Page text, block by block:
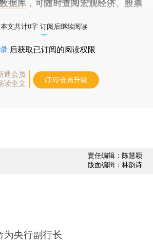
据库 ，可随时查阅宏观经济、股票
本文共计0字 订阅后继续阅读
后获取已订阅的阅读权限
通会员
读全文
订阅/会员升级
责任编辑：陈慧颖
版面编辑：林韵诗
为央行副行长